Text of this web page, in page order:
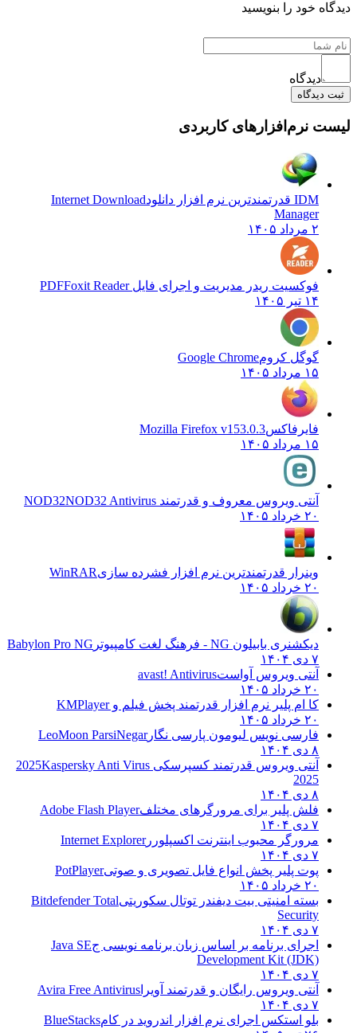
دیدگاه خود را بنویسید
دیدگاه
ثبت دیدگاه
لیست نرم‌افزارهای کاربردی
IDM قدرتمندترین نرم افزار دانلود
Internet Download
Manager
۲ مرداد ۱۴۰۵
فوکسیت ریدر مدیریت و اجرای فایل PDFFoxit Reader
۱۴ تیر ۱۴۰۵
گوگل کرومGoogle Chrome
۱۵ مرداد ۱۴۰۵
فایرفاکسMozilla Firefox v153.0.3
۱۵ مرداد ۱۴۰۵
آنتی ویروس معروف و قدرتمند NOD32 NOD32 Antivirus
۲۰ خرداد ۱۴۰۵
وینرار قدرتمندترین نرم افزار فشرده سازیWinRAR
۲۰ خرداد ۱۴۰۵
دیکشنری بابیلون NG - فرهنگ لغت کامپیوتر
Babylon Pro NG
۷ دی ۱۴۰۴
آنتی ویروس آواستavast! Antivirus
۲۰ خرداد ۱۴۰۵
کا ام پلیر نرم افزار قدرتمند پخش فیلم وKMPlayer
۲۰ خرداد ۱۴۰۵
فارسی نویس لیومون پارسی نگارLeoMoon ParsiNegar
۸ دی ۱۴۰۴
آنتی ویروس قدرتمند کسپرسکی 2025 Kaspersky Anti Virus
2025
۸ دی ۱۴۰۴
فلش پلیر برای مرورگرهای مختلفAdobe Flash Player
۷ دی ۱۴۰۴
مرورگر محبوب اینترنت اکسپلوررInternet Explorer
۷ دی ۱۴۰۴
پوت پلیر پخش انواع فایل تصویری و صوتیPotPlayer
۲۰ خرداد ۱۴۰۵
بسته امنیتی بیت دیفندر توتال سکوریتیBitdefender Total
Security
۷ دی ۱۴۰۴
اجرای برنامه بر اساس زبان برنامه نویسی جJava SE
Development Kit (JDK)
۷ دی ۱۴۰۴
آنتی ویروس رایگان و قدرتمند آویرا Avira Free Antivirus
۷ دی ۱۴۰۴
بلو استکس اجرای نرم افزار اندروید در کامBlueStacks